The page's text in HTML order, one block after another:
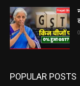
POPULAR POSTS